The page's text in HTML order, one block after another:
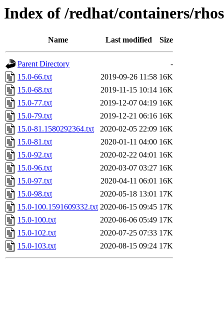
Index of /redhat/containers/
Name Last modified Size
Parent Directory
-
15.0-66.txt
2019-09-26 11:58 16K
15.0-68.txt
2019-11-15 10:14 16K
15.0-77.txt
2019-12-07 04:19 16K
15.0-79.txt
2019-12-21 06:16 16K
15.0-81.1580292364.txt
2020-02-05 22:09 16K
15.0-81.txt
2020-01-11 04:00 16K
15.0-92.txt
2020-02-22 04:01 16K
15.0-96.txt
2020-03-07 03:27 16K
15.0-97.txt
2020-04-11 06:01 16K
15.0-98.txt
2020-05-18 13:01 17K
15.0-100.1591609332.txt 2020-06-15 09:45 17K
15.0-100.txt
2020-06-06 05:49 17K
15.0-102.txt
2020-07-25 07:33 17K
15.0-103.txt
2020-08-15 09:24 17K